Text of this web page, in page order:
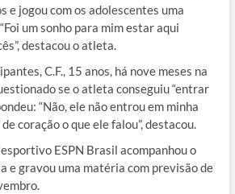
e jogou com os adolescentes uma
um sonho para mim estar aqui
destacou o atleta.
C.F., 15 anos, há nove meses na
se o atleta conseguiu “entrar
“Não, ele não entrou em minha
de coração o que ele falou”, destacou.
ESPN Brasil acompanhou o
e gravou uma matéria com previsão de